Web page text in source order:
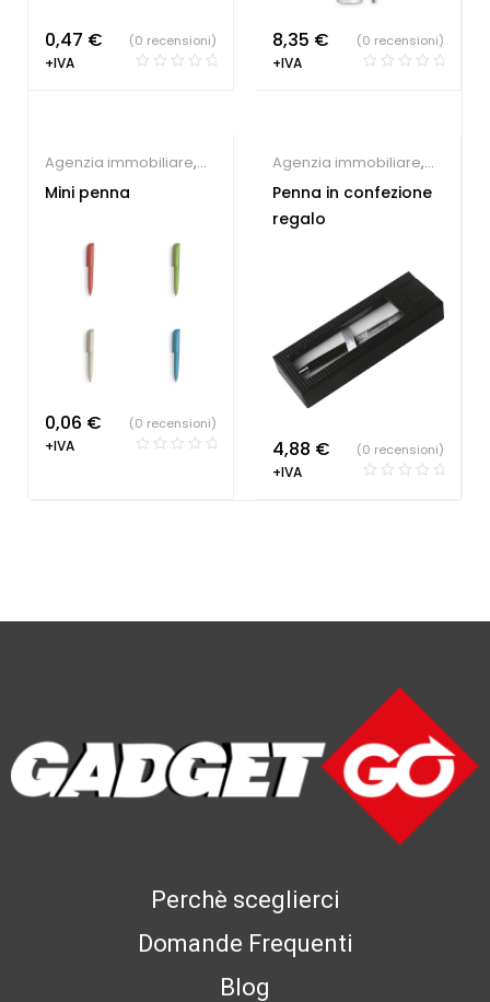
0,47 €
+IVA
(0 recensioni) 8,35 €
+IVA
(0 recensioni)
Agenzia immobiliare,
Farmacie,Hotel
dentistico
Mini penna
0,06 €
+IVA
(0 recensioni)
Agenzia immobiliare,
Farmacie ,Gadget per
congressi
Parrucchieri
Penna in confezione
regalo
4,88 €
+IVA
(0 recensioni)
Perchè sceglierci
Domande Frequenti
Blog